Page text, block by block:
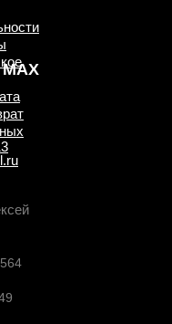
выгодных
на склад